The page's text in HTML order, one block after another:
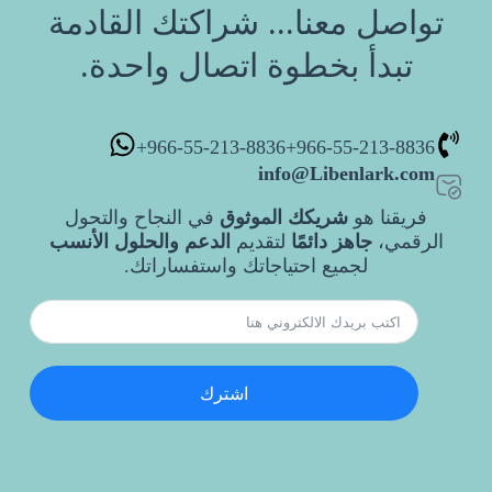
تواصل معنا... شراكتك القادمة
تبدأ بخطوة اتصال واحدة.
966-55-213-8836+
966-55-213-8836+
info@Libenlark.com
فريقنا هو شريكك الموثوق في النجاح والتحول
الرقمي،جاهز دائمًا لتقديم الدعم والحلول الأنسب
لجميع احتياجاتك واستفساراتك.
اشترك